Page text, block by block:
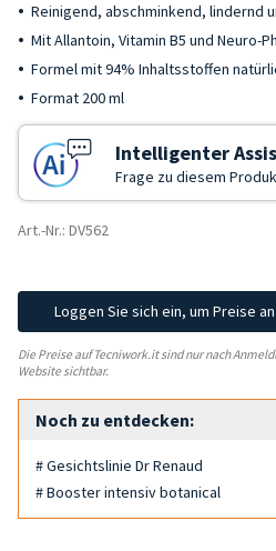
Reinigend, abschminkend, lindernd
Mit Allantoin, Vitamin B5 und Neuro-
Formel mit 94% Inhaltsstoffen
Format 200 ml
Intelligenter
Frage zu diesem
Art.-Nr.: DV562
Loggen Sie sich ein, um Preise
Die Preise auf Tecniwork.it sind nur nach
Website sichtbar.
Noch zu entdecken:
# Gesichtslinie Dr Renaud
# Booster intensiv botanical